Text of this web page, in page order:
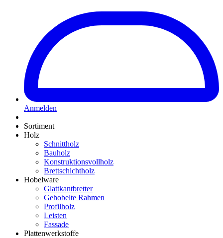
Anmelden
Sortiment
Holz
Schnittholz
Bauholz
Konstruktionsvollholz
Brettschichtholz
Hobelware
Glattkantbretter
Gehobelte Rahmen
Profilholz
Leisten
Fassade
Plattenwerkstoffe